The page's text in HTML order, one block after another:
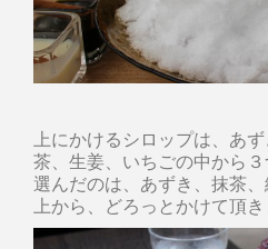
上にかけるシロップは、あ
茶、生姜、いちごの中から３
選んだのは、あずき、抹茶、
上から、どろっとかけて頂き